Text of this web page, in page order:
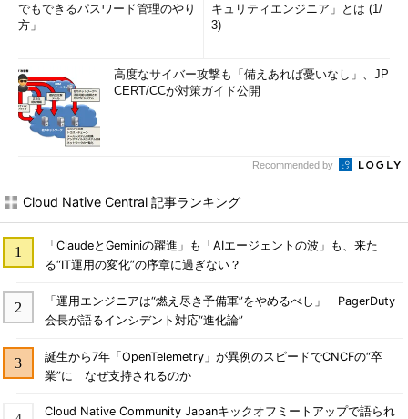
でもできるパスワード管理のやり
方」
キュリティエンジニア」とは (1/
3)
高度なサイバー攻撃も「備えあれば憂いなし」、JP
CERT/CCが対策ガイド公開
Recommended by
Cloud Native Central 記事ランキング
「ClaudeとGeminiの躍進」も「AIエージェントの波」も、来た
る“IT運用の変化”の序章に過ぎない？
「運用エンジニアは“燃え尽き予備軍”をやめるべし」 PagerDuty
会長が語るインシデント対応“進化論”
誕生から7年「OpenTelemetry」が異例のスピードでCNCFの“卒
業”に なぜ支持されるのか
Cloud Native Community Japanキックオフミートアップで語られ